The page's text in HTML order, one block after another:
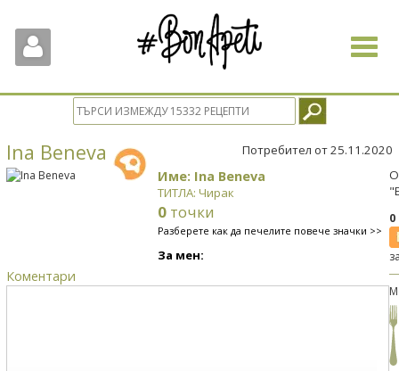
Toggle
Ina Beneva Потребител от 25.11.2020
Име: Ina Beneva
ТИТЛА: Чирак
0 точки
Разберете как да печелите повече значки >>
За мен:
Коментари